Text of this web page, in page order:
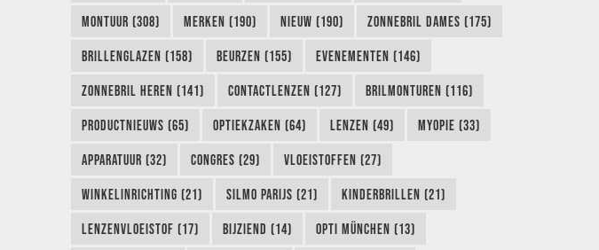
MONTUUR (308) MERKEN (190) NIEUW (190) ZONNEBRIL DAMES (175)
BRILLENGLAZEN (158) BEURZEN (155) EVENEMENTEN (146)
ZONNEBRIL HEREN (141) CONTACTLENZEN (127) BRILMONTUREN (116)
PRODUCTNIEUWS (65) OPTIEKZAKEN (64) LENZEN (49) MYOPIE (33)
APPARATUUR (32) CONGRES (29) VLOEISTOFFEN (27)
WINKELINRICHTING (21) SILMO PARIJS (21) KINDERBRILLEN (21)
LENZENVLOEISTOF (17) BIJZIEND (14) OPTI MÜNCHEN (13)